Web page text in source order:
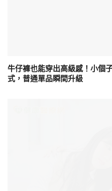
牛仔褲也能穿出高級感！小個
式，普通單品瞬間升級